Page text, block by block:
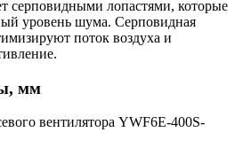
серповидными лопастями, которые
уровень шума. Серповидная
поток воздуха и
мм